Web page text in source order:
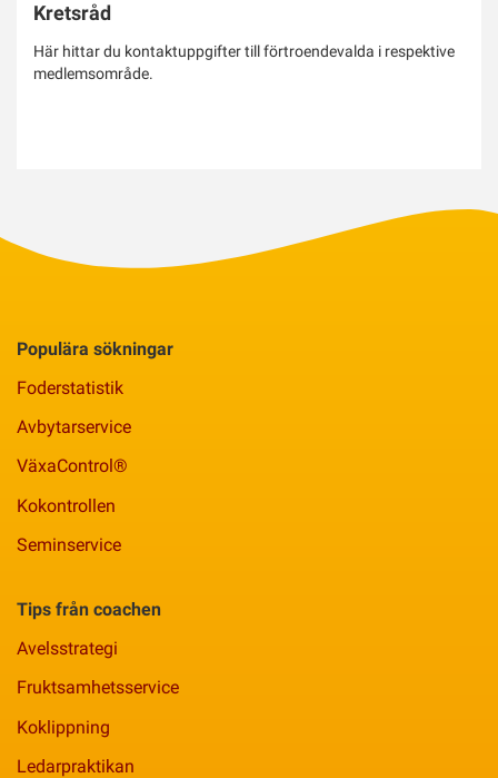
Kretsråd
Här hittar du kontaktuppgifter till förtroendevalda i respektive
medlemsområde.
Populära sökningar
Foderstatistik
Avbytarservice
VäxaControl®
Kokontrollen
Seminservice
Tips från coachen
Avelsstrategi
Fruktsamhetsservice
Koklippning
Ledarpraktikan